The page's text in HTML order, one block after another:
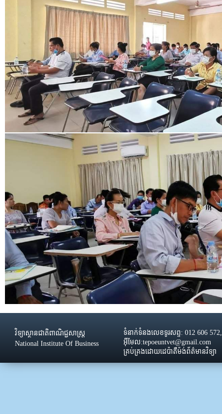
វិទ្យាស្ថានជាតិពាណិជ្ជសាស្រ្ដ
National Institute Of Business
ទំនាក់ទំនងលេខទូរសព្ទ: 012 606
អ៊ីមែល:tepoeuntvet@gmail.com
គ្រប់គ្រងដោយដេប៉ាតឺម៉ង់ព័ត៌មានវិទ្យា